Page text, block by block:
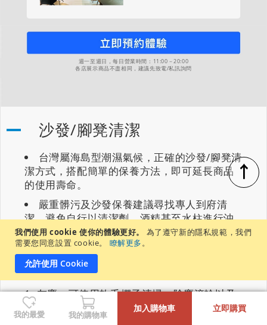
我們使用 cookie 使你的體驗更好。
為了遵守新的隱私規範，我們
需要您同意設置 cookie。
瞭解更多。
允許使用 Cookie
週一至週日，每日營業時間：11:00－20:00
各店展示商品不盡相同，建議先致電/私訊詢問
沙發/腳凳清潔
台灣屬海島型潮濕氣候，正確的沙發/腳凳清
潔方式，搭配簡單的保養方法，即可延長商品
的使用壽命。
嚴重髒污及沙發保養建議尋找專人到府清
潔，避免自行以清潔劑、酒精甚至水柱進行沖
洗，可能會導致保護層損壞，而失去防潑水及
易清潔的特性。
如遇以下情況，建議正確的清潔方式如下：
灰塵：可使用軟毛撣子清掃、除塵滾輪以及
吸塵器清除表面灰塵。
↑
我的最愛 我的購物車
加入購物車 立即購買
+
-